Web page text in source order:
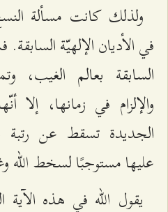
ولذلك كانت مسألة
في الأديان الإلهيّة السابقة.
السابقة بعالم الغيب،
والإلزام في زمانها، إلا
الجديدة تسقط عن رتبة
عليها مستوجبًا لسخط الله
يقول الله في هذه الآية